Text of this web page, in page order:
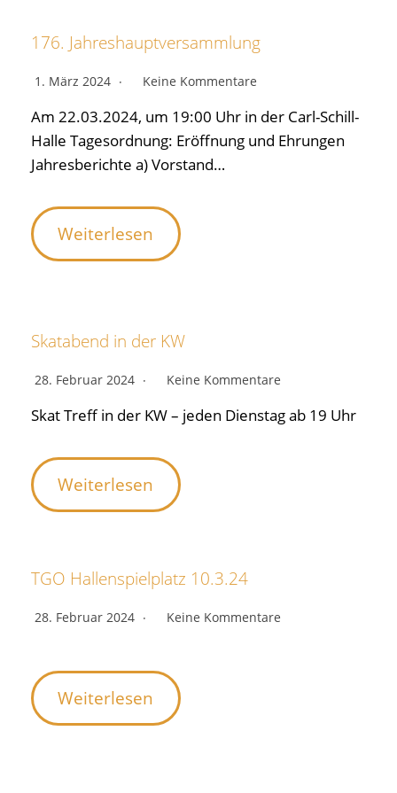
176. Jahreshauptversammlung
1. März 2024 Keine Kommentare
Am 22.03.2024, um 19:00 Uhr in der Carl-Schill-
Halle Tagesordnung: Eröffnung und Ehrungen
Jahresberichte a) Vorstand…
Weiterlesen
Skatabend in der KW
28. Februar 2024 Keine Kommentare
Skat Treff in der KW – jeden Dienstag ab 19 Uhr
Weiterlesen
TGO Hallenspielplatz 10.3.24
28. Februar 2024 Keine Kommentare
Weiterlesen